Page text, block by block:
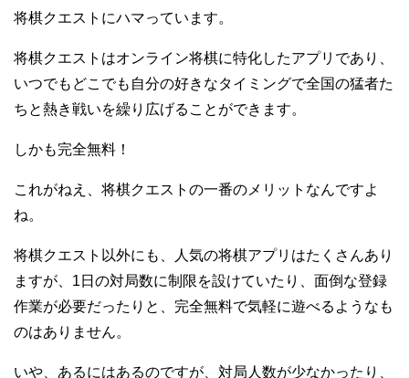
将棋クエストにハマっています。
将棋クエストはオンライン将棋に特化したアプリであり、
いつでもどこでも自分の好きなタイミングで全国の猛者た
ちと熱き戦いを繰り広げることができます。
しかも完全無料！
これがねえ、将棋クエストの一番のメリットなんですよ
ね。
将棋クエスト以外にも、人気の将棋アプリはたくさんあり
ますが、1日の対局数に制限を設けていたり、面倒な登録
作業が必要だったりと、完全無料で気軽に遊べるようなも
のはありません。
いや、あるにはあるのですが、対局人数が少なかったり、